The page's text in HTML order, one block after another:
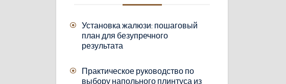
Установка жалюзи: пошаговый
план для безупречного
результата
Практическое руководство по
выбору напольного плинтуса из